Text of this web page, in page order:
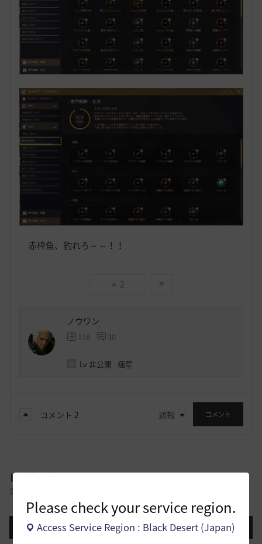
Please check your service region.
Access Service Region : Black Desert (Japan)
赤枠魚、釣れろ～～！！
2
ノウワン
118 30
Lv 非公開 極星
コメント 2 通報 コメント
自由掲示板
黒い砂漠に関する様々なテーマについて話し合える自由掲示板です。
投稿する